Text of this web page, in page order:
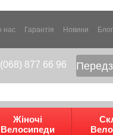
нас Гарантія Новини Блог
877 66 96
Жіночі
Велосипеди